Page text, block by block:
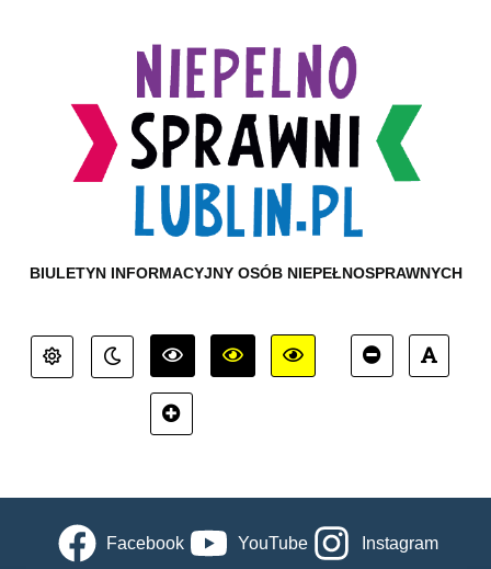
BIULETYN INFORMACYJNY OSÓB NIEPEŁNOSPRAWNYCH
Facebook YouTube Instagram